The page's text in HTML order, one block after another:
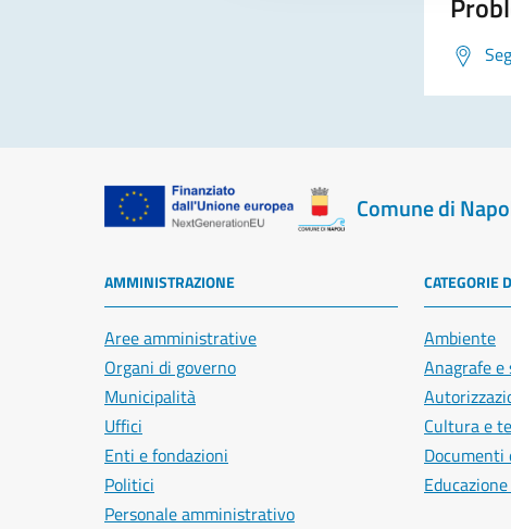
Comune di
AMMINISTRAZIONE
Aree amministrative
Organi di governo
Municipalità
Uffici
Enti e fondazioni
Politici
Personale amministrativo
CATEGORIE
Ambiente
Anagrafe
Cultura e